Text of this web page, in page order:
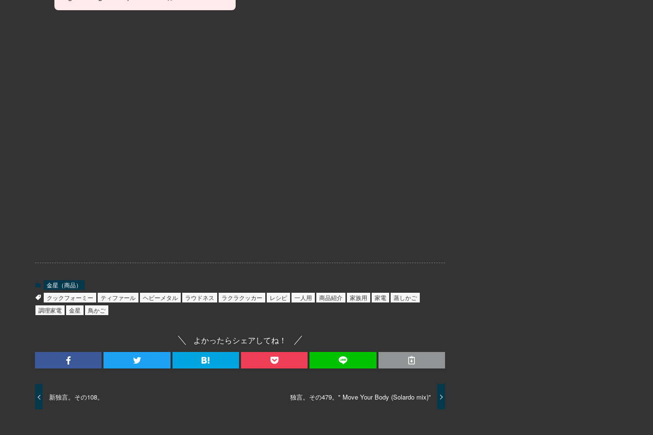
金星（商品）
クックフォーミー
ティファール ヘビーメタル ラウドネス ラクラクッカー レシピ 一人用 商品紹介 家族用 家電
蒸しかご
調理家電
金星 鳥かご
よかったらシェアしてね！
新独言。その108。 独言。その479。" Move Your Body (Solardo mix)"